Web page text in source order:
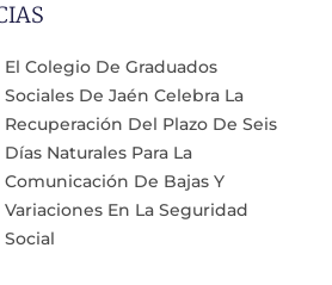
El Colegio De Graduados
Sociales De Jaén Celebra La
Recuperación Del Plazo De Seis
Días Naturales Para La
Comunicación De Bajas Y
Variaciones En La Seguridad
Social